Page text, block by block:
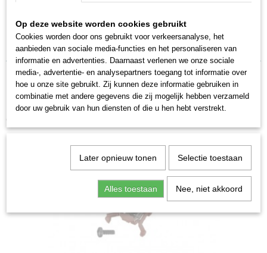
H0 (1:87)
Staat
Nieuw
Märklin E604262 Pantograaf
Koll type 15.1
Op deze website worden cookies gebruikt
Cookies worden door ons gebruikt voor verkeersanalyse, het
aanbieden van sociale media-functies en het personaliseren van
informatie en advertenties. Daarnaast verlenen we onze sociale
media-, advertentie- en analysepartners toegang tot informatie over
hoe u onze site gebruikt. Zij kunnen deze informatie gebruiken in
combinatie met andere gegevens die zij mogelijk hebben verzameld
door uw gebruik van hun diensten of die u hen hebt verstrekt.
Later opnieuw tonen Selectie toestaan
Alles toestaan Nee, niet akkoord